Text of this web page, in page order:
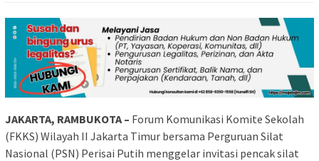
JAKARTA, RAMBUKOTA – Forum Komunikasi Komite Sekolah
(FKKS) Wilayah II Jakarta Timur bersama Perguruan Silat
Nasional (PSN) Perisai Putih menggelar invitasi pencak silat